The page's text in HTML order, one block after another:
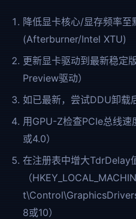
降低显卡核心/显存频率
(Afterburner/Intel XTU)
更新显卡驱动到最新稳定
Preview驱动）
如已最新，尝试DDU卸载
用GPU-Z检查PCIe总线
或4.0）
在注册表中增大TdrDelay
（
8或10）